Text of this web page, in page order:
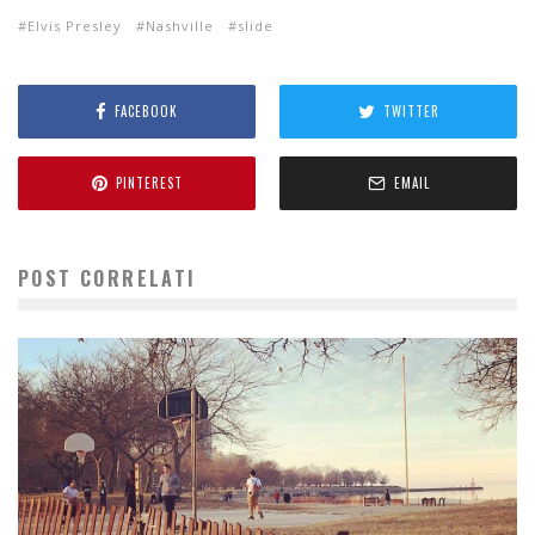
Elvis Presley Nashville slide
FACEBOOK TWITTER
PINTEREST EMAIL
POST CORRELATI